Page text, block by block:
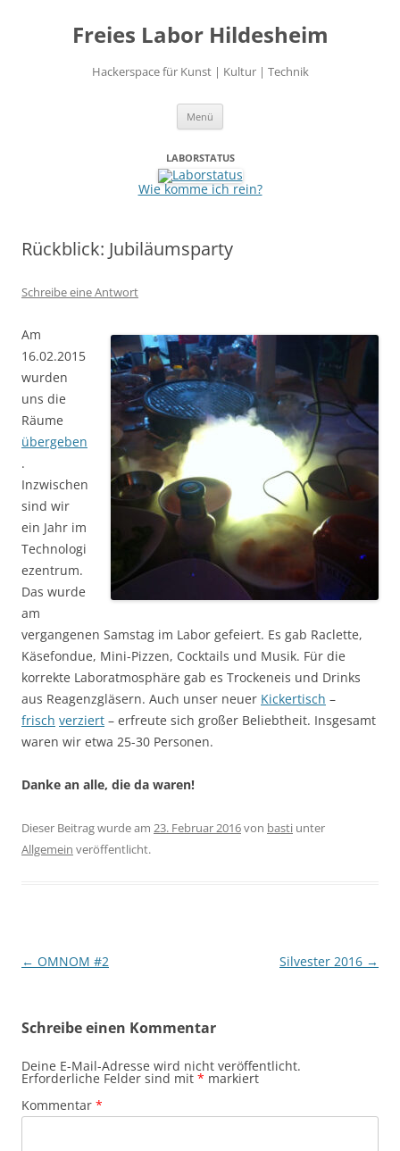
Freies Labor Hildesheim
Hackerspace für Kunst | Kultur | Technik
Menü
LABORSTATUS
Wie komme ich rein?
Rückblick: Jubiläumsparty
Schreibe eine Antwort
Am
16.02.2015
wurden
uns die
Räume
übergeben
.
Inzwischen
sind wir
ein Jahr im
Technologi
ezentrum.
Das wurde
am
vergangenen Samstag im Labor gefeiert. Es gab Raclette,
Käsefondue, Mini-Pizzen, Cocktails und Musik. Für die
korrekte Laboratmosphäre gab es Trockeneis und Drinks
aus Reagenzgläsern. Auch unser neuer Kickertisch –
frisch verziert – erfreute sich großer Beliebtheit. Insgesamt
waren wir etwa 25-30 Personen.
Danke an alle, die da waren!
Dieser Beitrag wurde am 23. Februar 2016von basti unter
Allgemein veröffentlicht.
Beitragsnavigation
← OMNOM #2 Silvester 2016 →
Schreibe einen Kommentar
Deine E-Mail-Adresse wird nicht veröffentlicht.
Erforderliche Felder sind mit * markiert
Kommentar *